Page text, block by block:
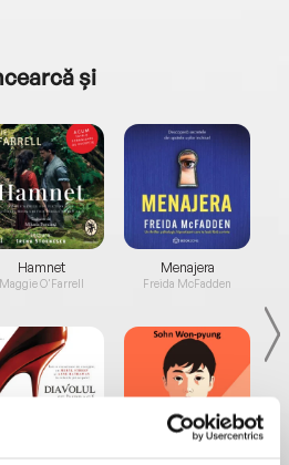
și
Hamnet
Maggie O'Farrell
Menajera
Freida McFadden